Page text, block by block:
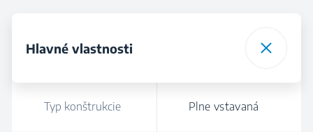
Hlavné vlastnosti
Typ konštrukcie Plne vstavaná